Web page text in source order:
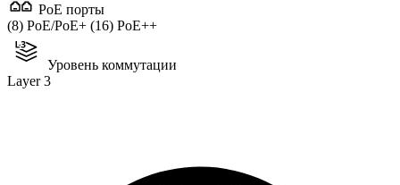
PoE порты
(8) PoE/PoE+ (16) PoE++
Уровень коммутации
Layer 3